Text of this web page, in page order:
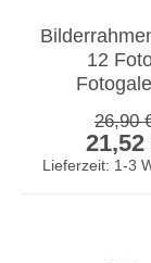
12
21,52
26,90
Lieferzeit: 1-3